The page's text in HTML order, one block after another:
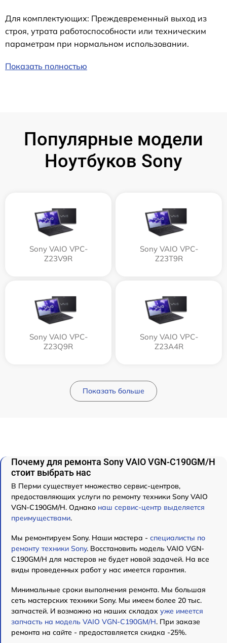
Для комплектующих: Преждевременный выход из
строя, утрата работоспособности или техническим
параметрам при нормальном использовании.
Показать полностью
Популярные модели
Ноутбуков Sony
Sony VAIO VPC-
Z23V9R
Sony VAIO VPC-
Z23T9R
Sony VAIO VPC-
Z23Q9R
Sony VAIO VPC-
Z23A4R
Показать больше
Почему для ремонта Sony VAIO VGN-C190GM/H
стоит выбрать нас
В Перми существует множество сервис-центров,
предоставляющих услуги по ремонту техники Sony VAIO
VGN-C190GM/H. Однако наш сервис-центр выделяется
преимуществами.
Мы ремонтируем Sony. Наши мастера - специалисты по
ремонту техники Sony. Восстановить модель VAIO VGN-
C190GM/H для мастеров не будет новой задачей. На все
виды проведенных работ у нас имеется гарантия.
Минимальные сроки выполнения ремонта. Мы большая
сеть мастерских техники Sony. Мы имеем более 20 тыс.
запчастей. И возможно на наших складах уже имеется
запчасть на модель VAIO VGN-C190GM/H. При заказе
ремонта на сайте - предоставляется скидка -25%.